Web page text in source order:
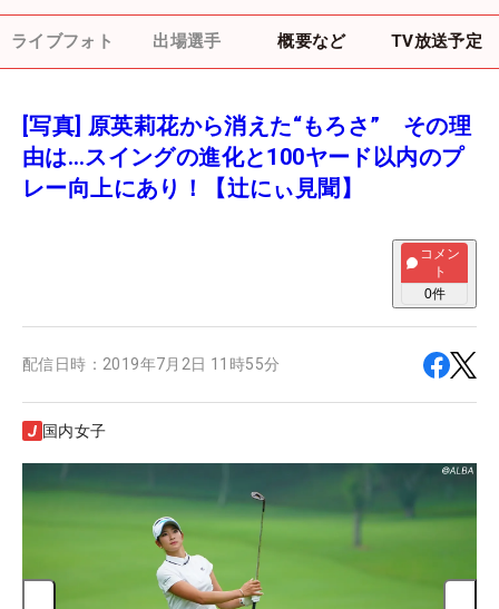
ライブフォト 出場選手 概要など TV放送予定
[写真] 原英莉花から消えた“もろさ” その理
由は…スイングの進化と100ヤード以内のプ
レー向上にあり！【辻にぃ見聞】
コメン
ト
0件
配信日時： 2019年7月2日 11時55分
国内女子